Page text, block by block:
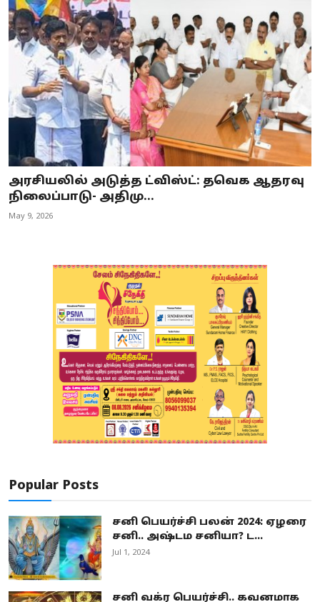
அரசியலில் அடுத்த ட்விஸ்ட்: தவெக ஆதரவு
நிலைப்பாடு- அதிமு...
May 9, 2026
Popular Posts
சனி பெயர்ச்சி பலன் 2024: ஏழரை
சனி.. அஷ்டம சனியா? ட...
Jul 1, 2024
சனி வக்ர பெயர்ச்சி.. கவனமாக